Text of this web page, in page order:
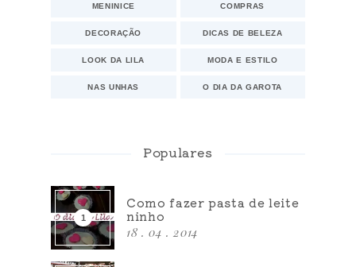
MENINICE COMPRAS
DECORAÇÃO DICAS DE BELEZA
LOOK DA LILA MODA E ESTILO
NAS UNHAS O DIA DA GAROTA
Populares
Como fazer pasta de leite
ninho
18 . 04 . 2014